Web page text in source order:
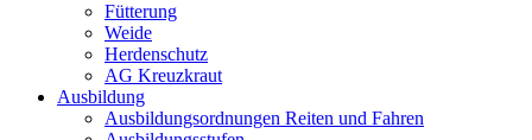
Fütterung
Weide
Herdenschutz
AG Kreuzkraut
Ausbildung
Ausbildungsordnungen Reiten und Fahren